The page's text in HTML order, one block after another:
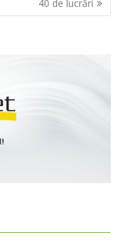
40 de lucrări